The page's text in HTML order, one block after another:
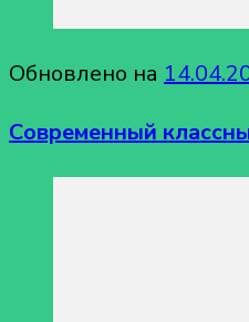
Обновлено на
Современный